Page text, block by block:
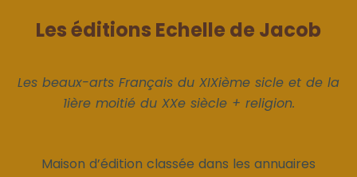
Les éditions Echelle de Jacob
Les beaux-arts Français du XIXième sicle et de la
1ière moitié du XXe siècle + religion.
Maison d’édition classée dans les annuaires